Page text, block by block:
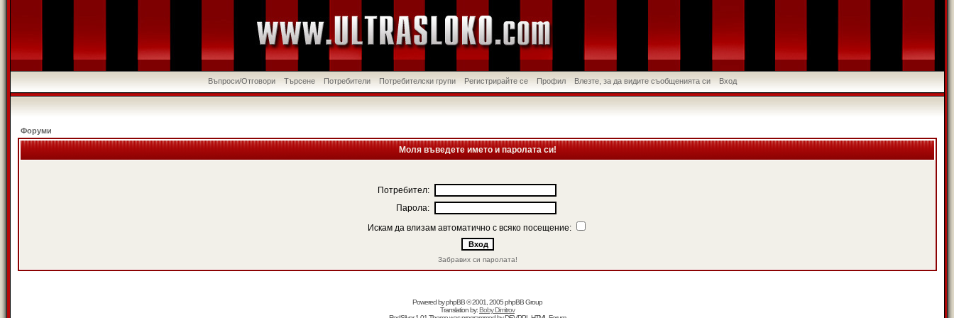
Въпроси/Отговори Търсене Потребители Потребителски групи Регистрирайте се Профил Влезте, за да видите съобщенията си Вход
Форуми
Моля въведете името и паролата си!
Потребител:
Парола:
Искам да влизам автоматично с всяко посещение:
Забравих си паролата!
Powered byphpBB© 2001, 2005 phpBB Group
Translation by:Boby Dimitrov